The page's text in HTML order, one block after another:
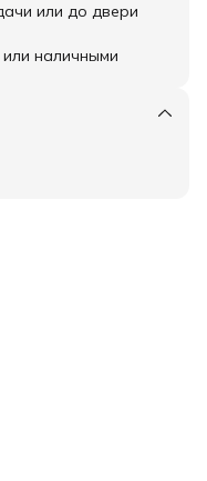
или до двери
наличными